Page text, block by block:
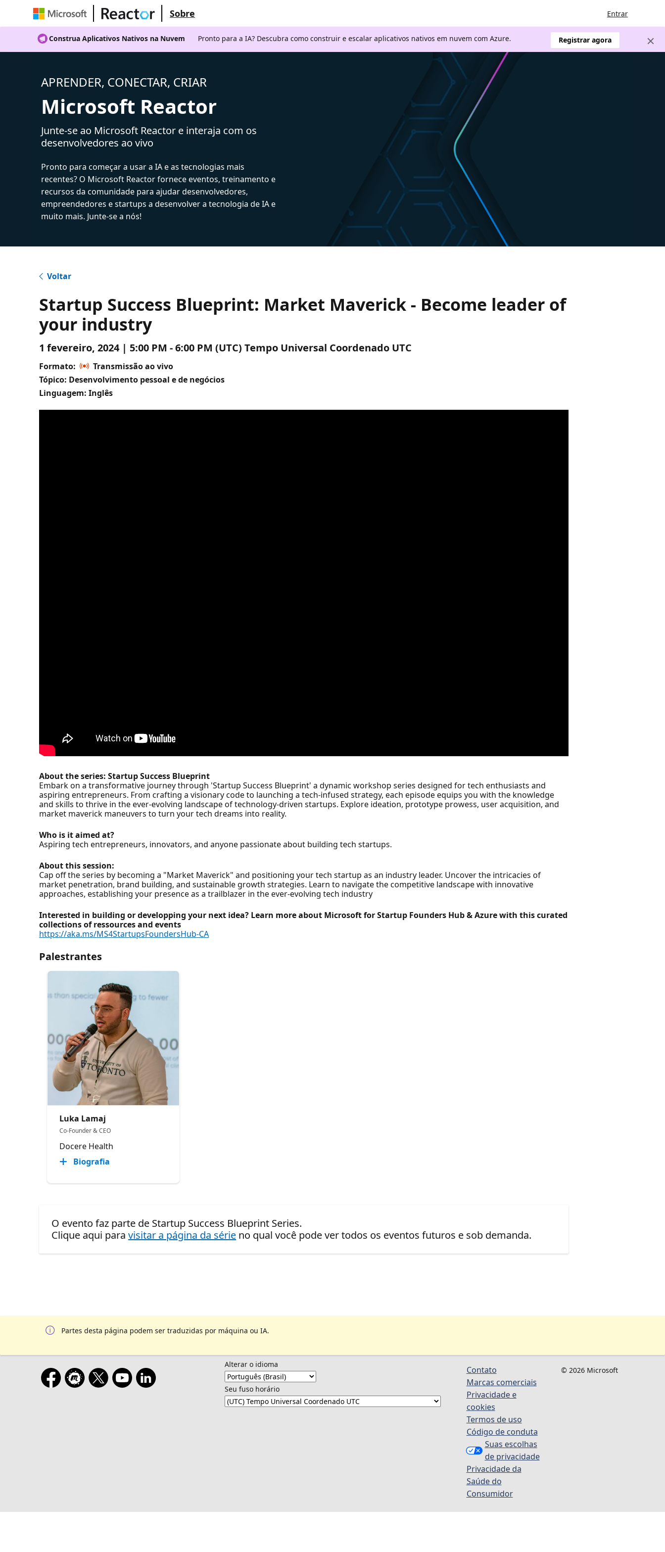
Sobre Entrar
Construa Aplicativos Nativos na Nuvem Pronto para a IA? Descubra como construir e escalar aplicativos nativos em nuvem com Azure. Registrar agora
APRENDER, CONECTAR, CRIAR
Microsoft Reactor
Junte-se ao Microsoft Reactor e interaja com os
desenvolvedores ao vivo
Pronto para começar a usar a IA e as tecnologias mais
recentes? O Microsoft Reactor fornece eventos, treinamento e
recursos da comunidade para ajudar desenvolvedores,
empreendedores e startups a desenvolver a tecnologia de IA e
muito mais. Junte-se a nós!
Voltar
Startup Success Blueprint: Market Maverick - Become leader of
your industry
1 fevereiro, 2024 | 5:00 PM - 6:00 PM (UTC) Tempo Universal Coordenado UTC
Formato:
Transmissão ao vivo
Tópico: Desenvolvimento pessoal e de negócios
Linguagem: Inglês
About the series: Startup Success Blueprint
Embark on a transformative journey through 'Startup Success Blueprint' a dynamic workshop series designed for tech enthusiasts and
aspiring entrepreneurs. From crafting a visionary code to launching a tech-infused strategy, each episode equips you with the knowledge
and skills to thrive in the ever-evolving landscape of technology-driven startups. Explore ideation, prototype prowess, user acquisition, and
market maverick maneuvers to turn your tech dreams into reality.
Who is it aimed at?
Aspiring tech entrepreneurs, innovators, and anyone passionate about building tech startups.
About this session:
Cap off the series by becoming a "Market Maverick" and positioning your tech startup as an industry leader. Uncover the intricacies of
market penetration, brand building, and sustainable growth strategies. Learn to navigate the competitive landscape with innovative
approaches, establishing your presence as a trailblazer in the ever-evolving tech industry
Interested in building or developping your next idea? Learn more about Microsoft for Startup Founders Hub & Azure with this curated
collections of ressources and events
https://aka.ms/MS4StartupsFoundersHub-CA
Palestrantes
Luka Lamaj
Co-Founder & CEO
Docere Health
Biografia
O evento faz parte de Startup Success Blueprint Series.
Clique aqui paravisitar a página da série no qual você pode ver todos os eventos futuros e sob demanda.
Partes desta página podem ser traduzidas por máquina ou IA.
Alterar o idioma
Seu fuso horário
Contato
Marcas comerciais
Privacidade e
cookies
Termos de uso
Código de conduta
Suas escolhas
de privacidade
Privacidade da
Saúde do
Consumidor
© 2026 Microsoft